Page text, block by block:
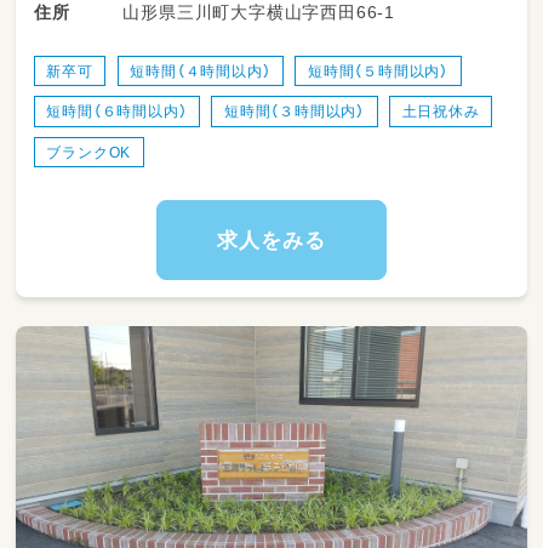
何よりも大事としています。
住所
山形県三川町大字横山字西田66-1
新卒可 短時間（４時間以内） 短時間（５時間以内）
短時間（６時間以内） 短時間（３時間以内） 土日祝休み
ブランクOK
求人をみる